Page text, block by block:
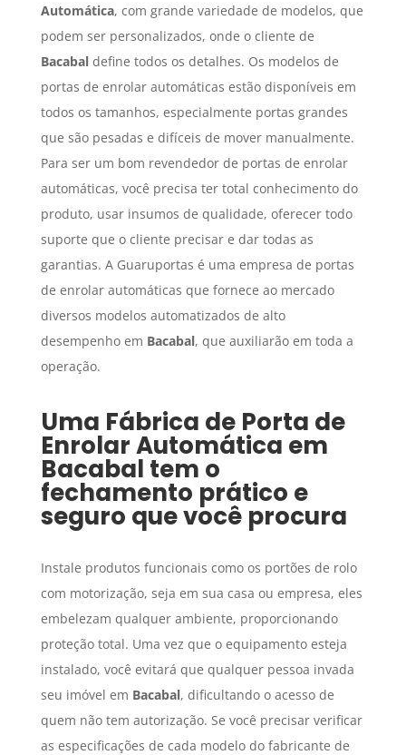
Automática, com grande variedade de modelos, que
podem ser personalizados, onde o cliente de
Bacabaldefine todos os detalhes. Os modelos de
portas de enrolar automáticas estão disponíveis em
todos os tamanhos, especialmente portas grandes
que são pesadas e difíceis de mover manualmente.
Para ser um bom revendedor de portas de enrolar
automáticas, você precisa ter total conhecimento do
produto, usar insumos de qualidade, oferecer todo
suporte que o cliente precisar e dar todas as
garantias. A Guaruportas é uma empresa de portas
de enrolar automáticas que fornece ao mercado
diversos modelos automatizados de alto
desempenho em Bacabal, que auxiliarão em toda a
operação.
Uma Fábrica de Porta de
Enrolar Automática em
Bacabal tem o
fechamento prático e
seguro que você procura
Instale produtos funcionais como os portões de rolo
com motorização, seja em sua casa ou empresa, eles
embelezam qualquer ambiente, proporcionando
proteção total. Uma vez que o equipamento esteja
instalado, você evitará que qualquer pessoa invada
seu imóvel em Bacabal, dificultando o acesso de
quem não tem autorização. Se você precisar verificar
as especificações de cada modelo do fabricante de